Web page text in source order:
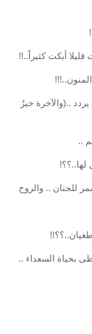
أبكت كثيراً..!!
..(والآخرة خيرٌ
..
لها..؟؟!
للجنان .. والروح
بحياة السعداء ..